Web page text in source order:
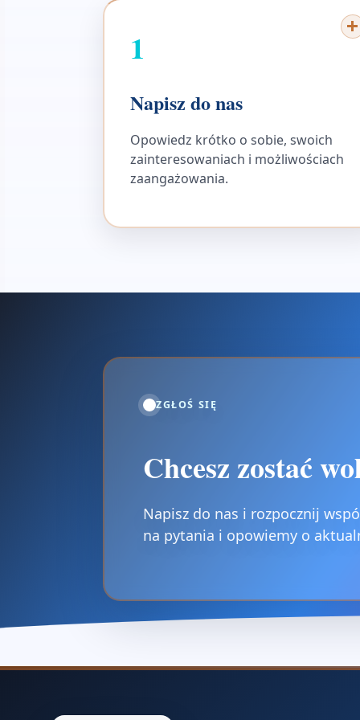
1
Napisz do nas
Opowiedz krótko o sobie, swoich
zainteresowaniach i możliwościach
zaangażowania.
ZGŁOŚ SIĘ
Chcesz zostać
Napisz do nas i rozpocznij
na pytania i opowiemy o